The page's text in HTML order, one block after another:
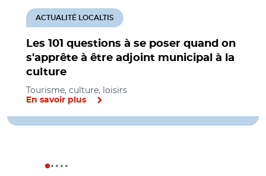
Les 101 questions à se poser quand on
s'apprête à être adjoint municipal à la
culture
ACTUALITÉ LOCALTIS
Tourisme, culture, loisirs
En savoir plus